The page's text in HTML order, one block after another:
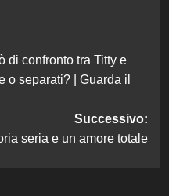
di confronto tra Titty e
o separati? | Guarda il
Successivo:
seria e un amore totale